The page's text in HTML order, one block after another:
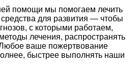
помощи мы помогаем лечить
для развития — чтобы
с которыми работаем,
лечения, распространять
ваше пожертвование
быстрее выполнять наши